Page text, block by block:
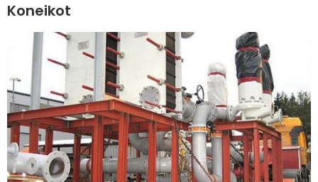
Koneikot